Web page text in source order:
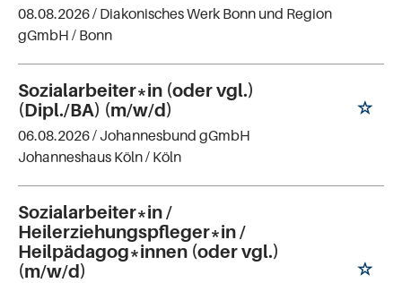
08.08.2026 / Diakonisches Werk Bonn und Region
gGmbH / Bonn
Sozialarbeiter*in (oder vgl.)
(Dipl./BA) (m/w/d)
06.08.2026 / Johannesbund gGmbH
Johanneshaus Köln/ Köln
Sozialarbeiter*in /
Heilerziehungspfleger*in /
Heilpädagog*innen (oder vgl.)
(m/w/d)